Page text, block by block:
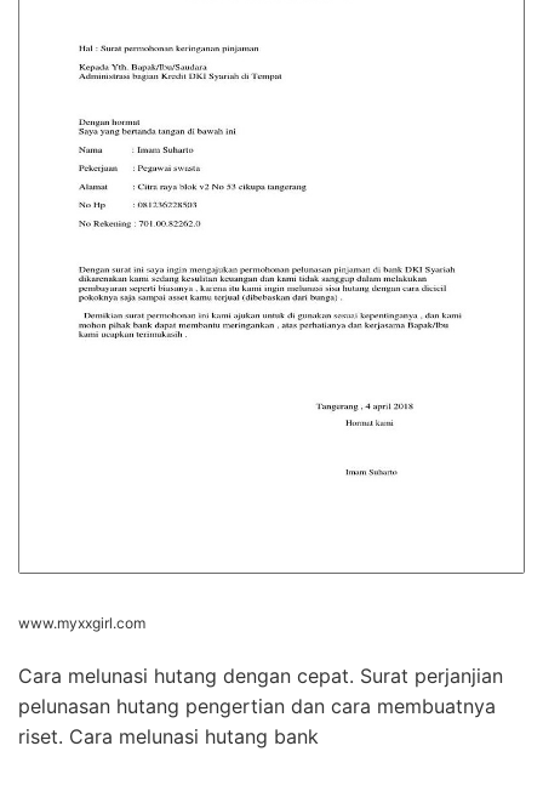
www.myxxgirl.com
Cara melunasi hutang dengan cepat. Surat perjanjian
pelunasan hutang pengertian dan cara membuatnya
riset. Cara melunasi hutang bank